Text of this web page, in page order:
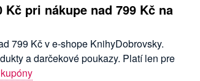
pri nákupe nad 799 Kč na
799 Kč v e-shope KnihyDobrovsky.
a darčekové poukazy. Platí len pre